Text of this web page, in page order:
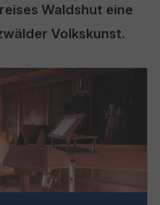
Waldshut eine
Volkskunst.